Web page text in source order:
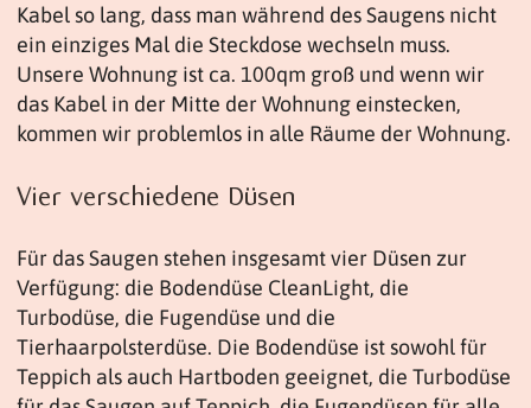
Kabel so lang, dass man während des Saugens nicht
ein einziges Mal die Steckdose wechseln muss.
Unsere Wohnung ist ca. 100qm groß und wenn wir
das Kabel in der Mitte der Wohnung einstecken,
kommen wir problemlos in alle Räume der Wohnung.
Vier verschiedene Düsen
Für das Saugen stehen insgesamt vier Düsen zur
Verfügung: die Bodendüse CleanLight, die
Turbodüse, die Fugendüse und die
Tierhaarpolsterdüse. Die Bodendüse ist sowohl für
Teppich als auch Hartboden geeignet, die Turbodüse